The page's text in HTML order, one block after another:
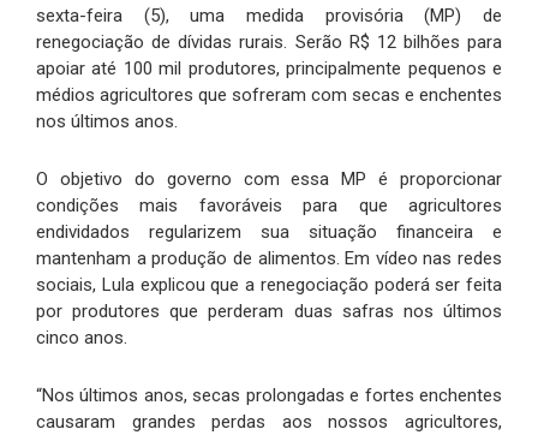
sexta-feira (5), uma medida provisória (MP) de
renegociação de dívidas rurais. Serão R$ 12 bilhões para
apoiar até 100 mil produtores, principalmente pequenos e
médios agricultores que sofreram com secas e enchentes
nos últimos anos.
O objetivo do governo com essa MP é proporcionar
condições mais favoráveis para que agricultores
endividados regularizem sua situação financeira e
mantenham a produção de alimentos. Em vídeo nas redes
sociais, Lula explicou que a renegociação poderá ser feita
por produtores que perderam duas safras nos últimos
cinco anos.
“Nos últimos anos, secas prolongadas e fortes enchentes
causaram grandes perdas aos nossos agricultores,